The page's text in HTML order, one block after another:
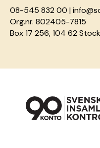
08-545 832 00 |
Org.nr. 802405-7815
Box 17 256, 104 62